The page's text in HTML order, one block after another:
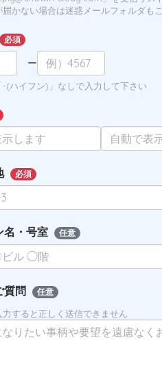
かない場合は迷惑メールフォルダも
必須
ー
(ハイフン)」なしで入力して下さい
必須
名・号室 任意
質問 任意
すると正しく送信できません